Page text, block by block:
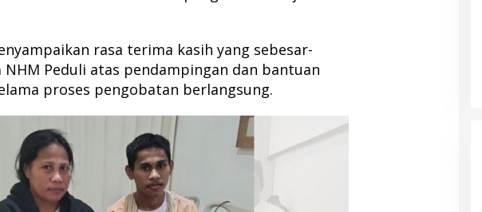
rasa terima kasih yang sebesar-
NHM Peduli atas pendampingan dan bantuan
proses pengobatan berlangsung.
Pimpin DPC PKB Halbar Periode
2026-2031
Di Berita, Halmahera Barat, Politik